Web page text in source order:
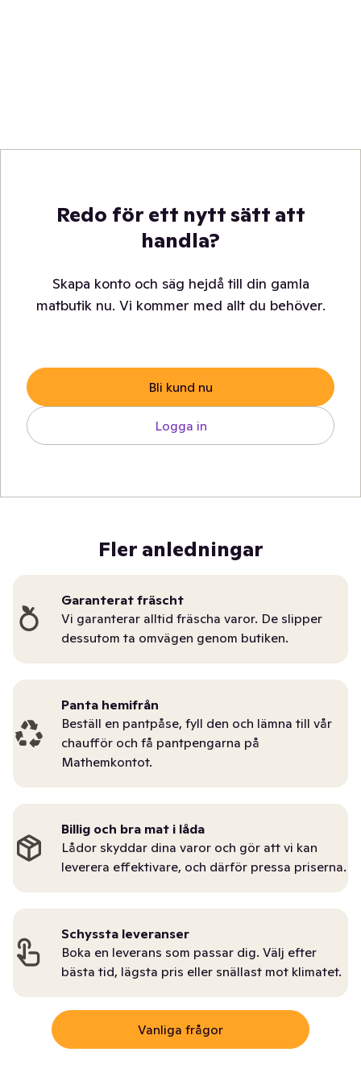
Redo för ett nytt sätt att
handla?
Skapa konto och säg hejdå till din gamla
matbutik nu. Vi kommer med allt du behöver.
Bli kund nu
Logga in
Fler anledningar
Garanterat fräscht
Vi garanterar alltid fräscha varor. De slipper
dessutom ta omvägen genom butiken.
Panta hemifrån
Beställ en pantpåse, fyll den och lämna till vår
chaufför och få pantpengarna på
Mathemkontot.
Billig och bra mat i låda
Lådor skyddar dina varor och gör att vi kan
leverera effektivare, och därför pressa priserna.
Schyssta leveranser
Boka en leverans som passar dig. Välj efter
bästa tid, lägsta pris eller snällast mot klimatet.
Vanliga frågor